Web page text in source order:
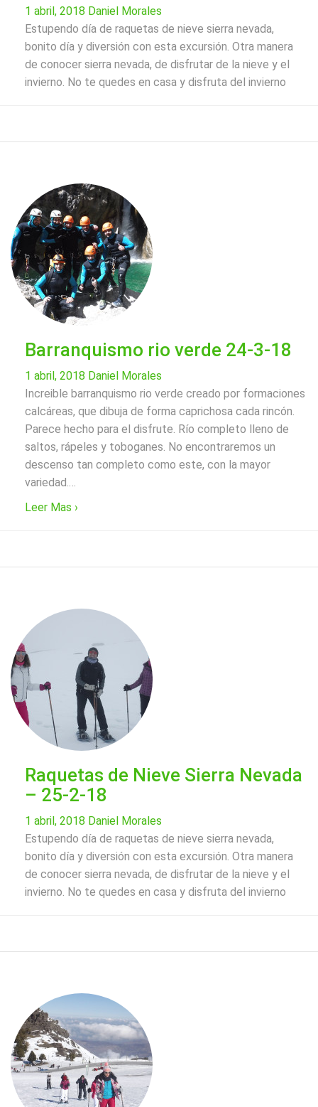
1 abril, 2018 Daniel Morales
Estupendo día de raquetas de nieve sierra nevada,
bonito día y diversión con esta excursión. Otra manera
de conocer sierra nevada, de disfrutar de la nieve y el
invierno. No te quedes en casa y disfruta del invierno
Barranquismo rio verde 24-3-18
1 abril, 2018 Daniel Morales
Increible barranquismo rio verde creado por formaciones
calcáreas, que dibuja de forma caprichosa cada rincón.
Parece hecho para el disfrute. Río completo lleno de
saltos, rápeles y toboganes. No encontraremos un
descenso tan completo como este, con la mayor
variedad.…
Leer Mas ›
Raquetas de Nieve Sierra Nevada
– 25-2-18
1 abril, 2018 Daniel Morales
Estupendo día de raquetas de nieve sierra nevada,
bonito día y diversión con esta excursión. Otra manera
de conocer sierra nevada, de disfrutar de la nieve y el
invierno. No te quedes en casa y disfruta del invierno